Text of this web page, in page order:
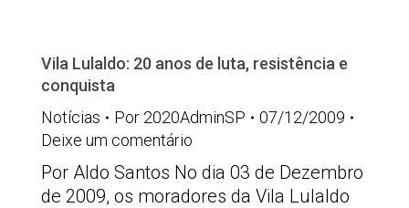
Vila Lulaldo: 20 anos de luta, resistência e
conquista
Notícias
Por 2020AdminSP
07/12/2009
Deixe um comentário
Por Aldo Santos No dia 03 de Dezembro
de 2009, os moradores da Vila Lulaldo